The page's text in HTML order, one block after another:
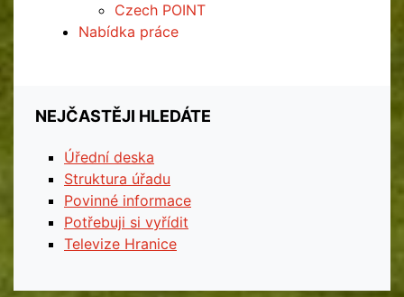
Czech POINT
Nabídka práce
NEJČASTĚJI HLEDÁTE
Úřední deska
Struktura úřadu
Povinné informace
Potřebuji si vyřídit
Televize Hranice